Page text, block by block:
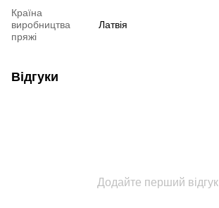
Країна
виробництва
пряжі
Латвія
Відгуки
Додайте перший відгук